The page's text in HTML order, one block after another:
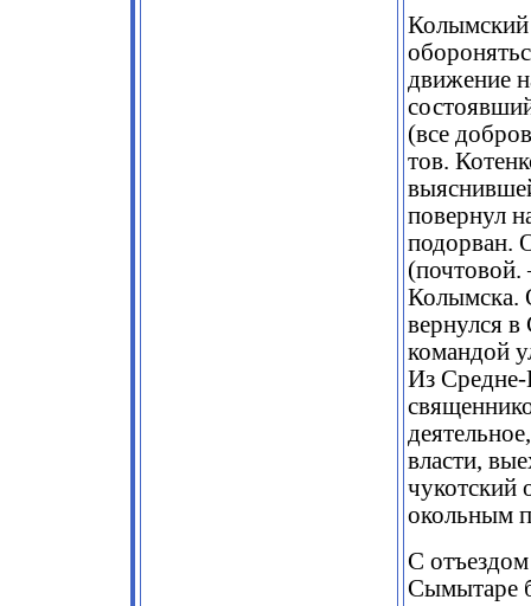
Колымский
движение
(все
тов.
повернул
подорван.
Колымска.
вернулся
командой
Из Средне-
власти,
чукотский
окольным
С отъездом
Сымытаре